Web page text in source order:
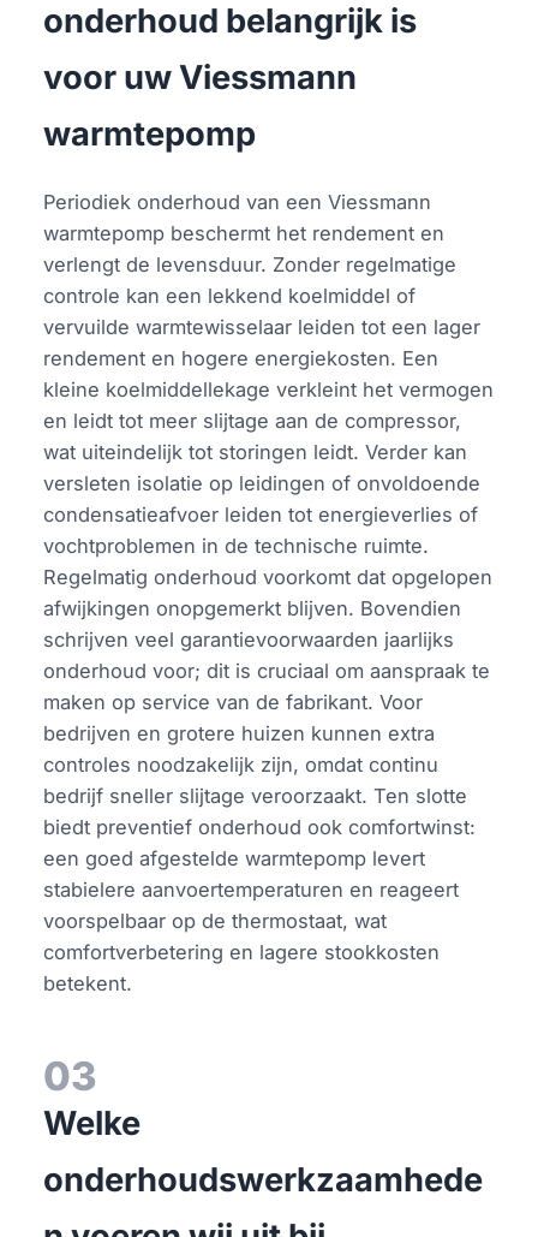
onderhoud belangrijk is
voor uw Viessmann
warmtepomp
Periodiek onderhoud van een Viessmann
warmtepomp beschermt het rendement en
verlengt de levensduur. Zonder regelmatige
controle kan een lekkend koelmiddel of
vervuilde warmtewisselaar leiden tot een lager
rendement en hogere energiekosten. Een
kleine koelmiddellekage verkleint het vermogen
en leidt tot meer slijtage aan de compressor,
wat uiteindelijk tot storingen leidt. Verder kan
versleten isolatie op leidingen of onvoldoende
condensatieafvoer leiden tot energieverlies of
vochtproblemen in de technische ruimte.
Regelmatig onderhoud voorkomt dat opgelopen
afwijkingen onopgemerkt blijven. Bovendien
schrijven veel garantievoorwaarden jaarlijks
onderhoud voor; dit is cruciaal om aanspraak te
maken op service van de fabrikant. Voor
bedrijven en grotere huizen kunnen extra
controles noodzakelijk zijn, omdat continu
bedrijf sneller slijtage veroorzaakt. Ten slotte
biedt preventief onderhoud ook comfortwinst:
een goed afgestelde warmtepomp levert
stabielere aanvoertemperaturen en reageert
voorspelbaar op de thermostaat, wat
comfortverbetering en lagere stookkosten
betekent.
03
Welke
onderhoudswerkzaamhede